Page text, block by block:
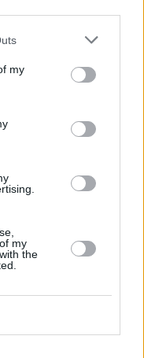
my
my
the
Open'er
bawili się w